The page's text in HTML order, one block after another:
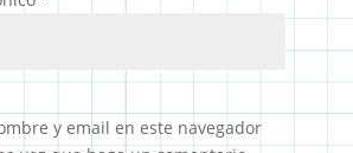
y email en este navegador